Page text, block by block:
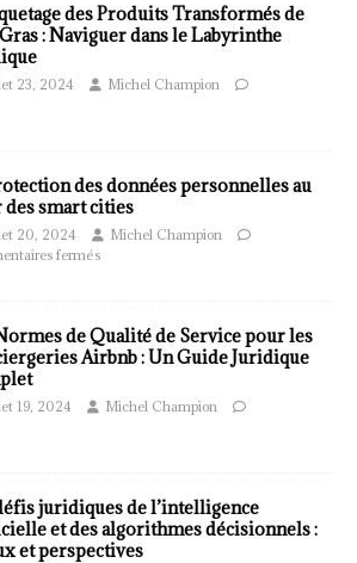
des Produits Transformés de
: Naviguer dans le Labyrinthe
23, 2024
Michel Champion
des données personnelles au
smart cities
20, 2024
Michel Champion
fermés
de Qualité de Service pour les
Airbnb : Un Guide Juridique
19, 2024
Michel Champion
juridiques de l’intelligence
et des algorithmes décisionnels :
et perspectives